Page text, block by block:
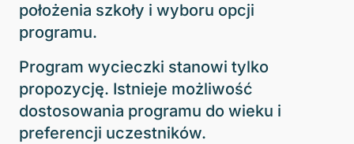
położenia szkoły i wyboru opcji
programu.
Program wycieczki stanowi tylko
propozycję. Istnieje możliwość
dostosowania programu do wieku i
preferencji uczestników.